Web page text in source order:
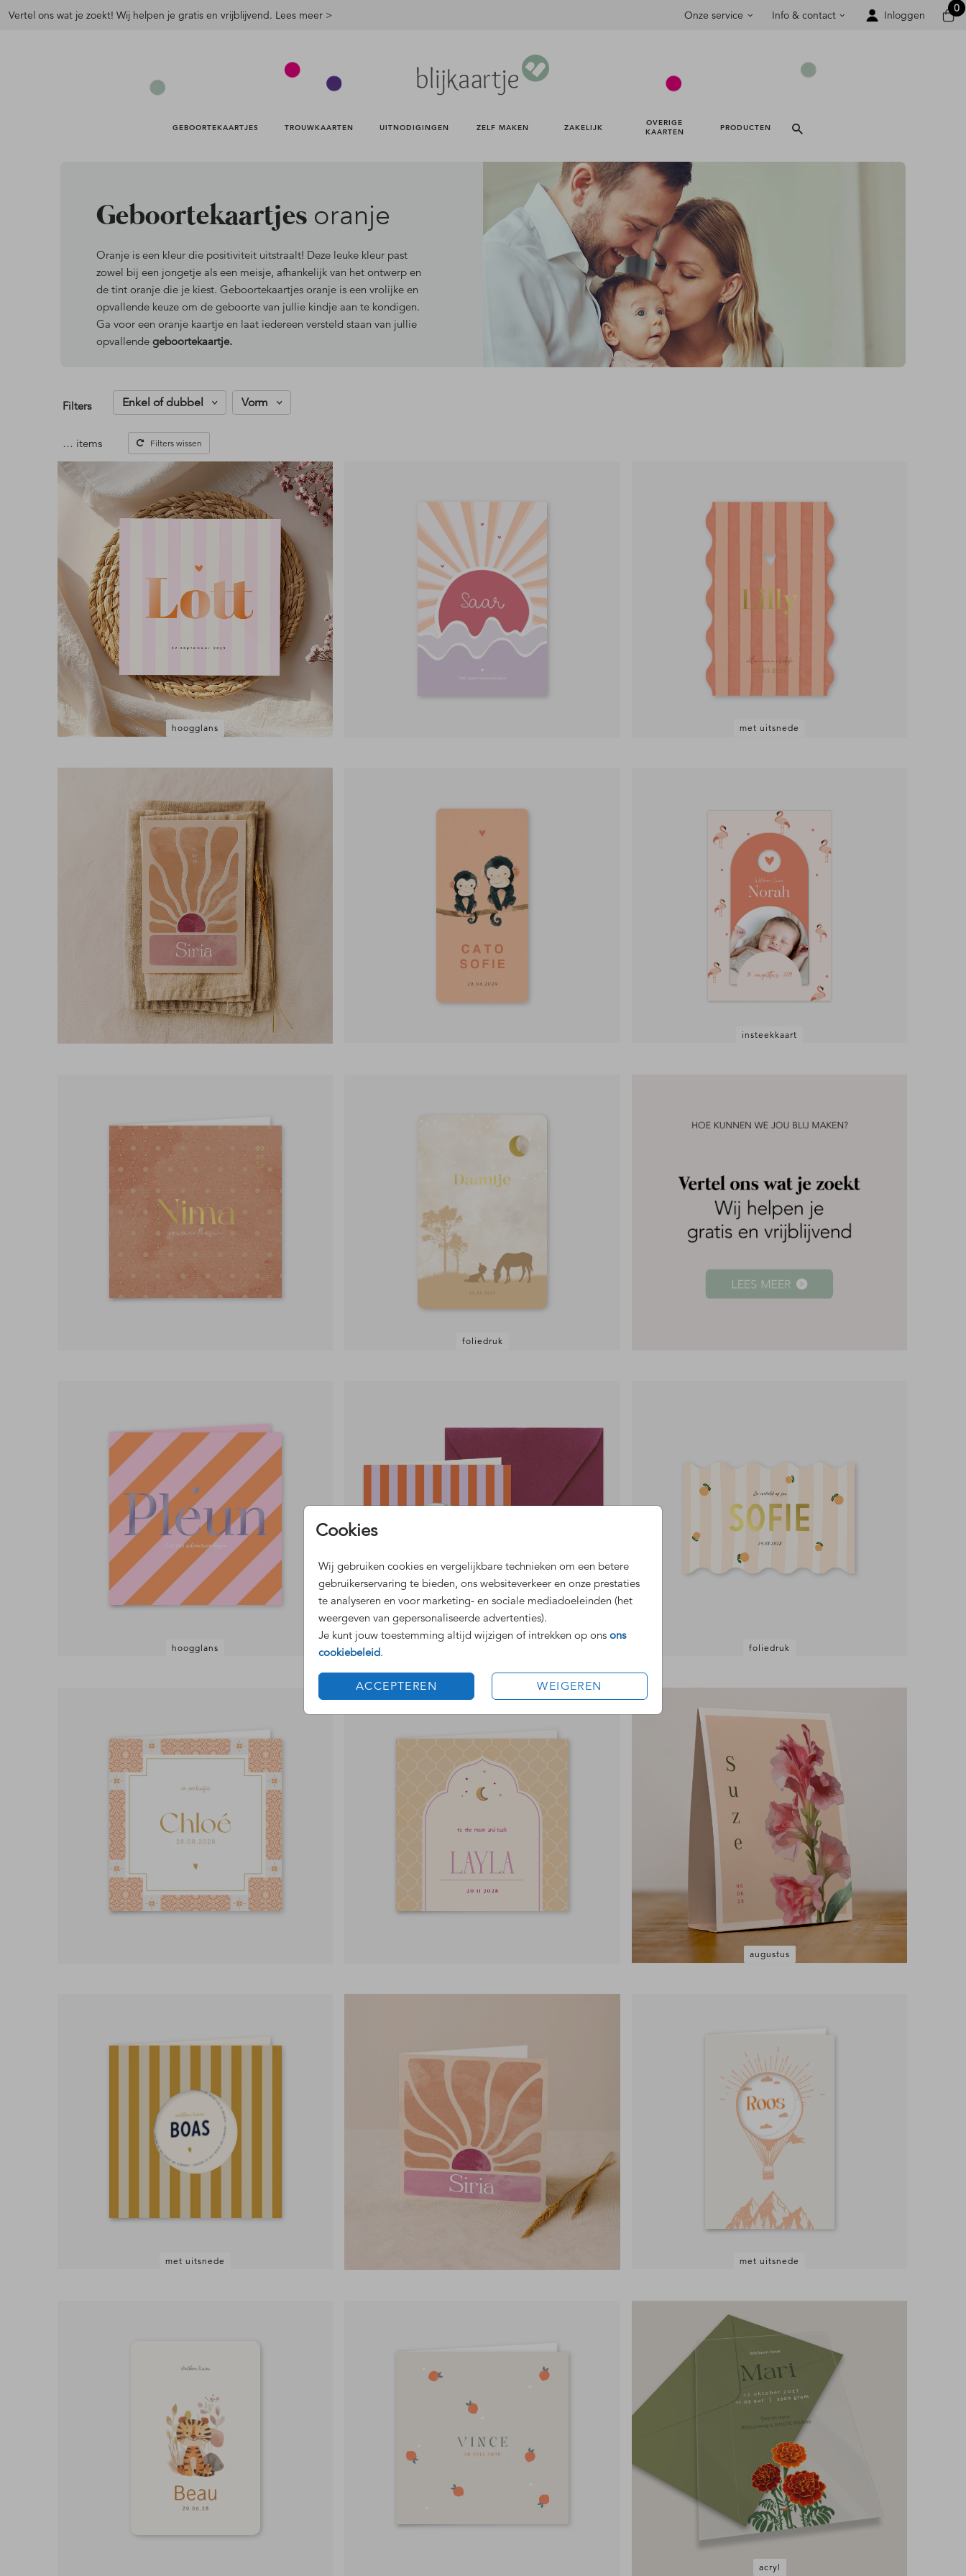
Vertel ons wat je zoekt! Wij helpen je gratis en vrijblijvend. Lees meer > Onze service Info & contact Inloggen
0
GEBOORTEKAARTJES TROUWKAARTEN UITNODIGINGEN ZELF MAKEN ZAKELIJK
OVERIGE
KAARTEN
PRODUCTEN
Cookies
Wij gebruiken cookies en vergelijkbare technieken om een betere
gebruikerservaring te bieden, ons websiteverkeer en onze prestaties
te analyseren en voor marketing- en sociale mediadoeleinden (het
weergeven van gepersonaliseerde advertenties).
Je kunt jouw toestemming altijd wijzigen of intrekken op ons ons
cookiebeleid.
ACCEPTEREN WEIGEREN
Geboortekaartjes oranje
Oranje is een kleur die positiviteit uitstraalt! Deze leuke kleur past
zowel bij een jongetje als een meisje, afhankelijk van het ontwerp en
de tint oranje die je kiest. Geboortekaartjes oranje is een vrolijke en
opvallende keuze om de geboorte van jullie kindje aan te kondigen.
Ga voor een oranje kaartje en laat iedereen versteld staan van jullie
opvallende geboortekaartje.
Filters Enkel of dubbel Vorm
… items Filters wissen
hoogglans met uitsnede
insteekkaart
foliedruk
hoogglans foliedruk
augustus
met uitsnede met uitsnede
acryl